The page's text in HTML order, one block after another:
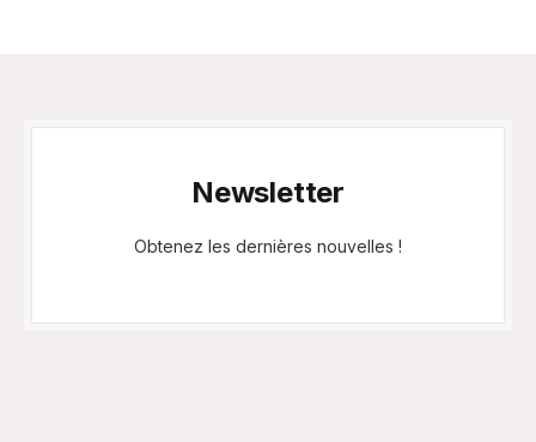
Newsletter
Obtenez les dernières nouvelles !